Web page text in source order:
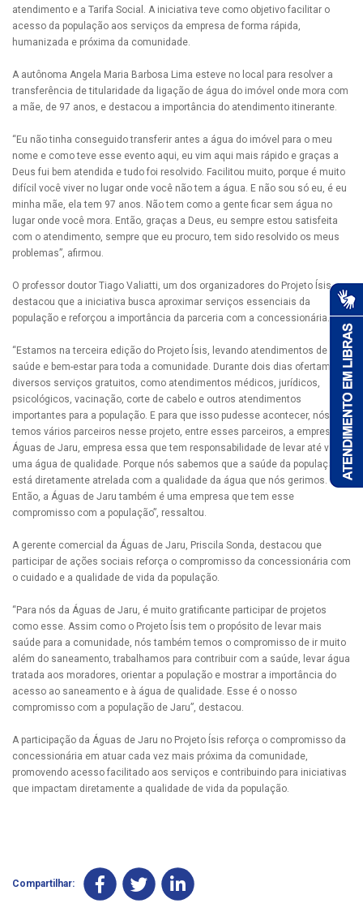
atendimento e a Tarifa Social. A iniciativa teve como objetivo facilitar o
acesso da população aos serviços da empresa de forma rápida,
humanizada e próxima da comunidade.
A autônoma Angela Maria Barbosa Lima esteve no local para resolver a
transferência de titularidade da ligação de água do imóvel onde mora com
a mãe, de 97 anos, e destacou a importância do atendimento itinerante.
“Eu não tinha conseguido transferir antes a água do imóvel para o meu
nome e como teve esse evento aqui, eu vim aqui mais rápido e graças a
Deus fui bem atendida e tudo foi resolvido. Facilitou muito, porque é muito
difícil você viver no lugar onde você não tem a água. E não sou só eu, é eu
minha mãe, ela tem 97 anos. Não tem como a gente ficar sem água no
lugar onde você mora. Então, graças a Deus, eu sempre estou satisfeita
com o atendimento, sempre que eu procuro, tem sido resolvido os meus
problemas”, afirmou.
O professor doutor Tiago Valiatti, um dos organizadores do Projeto Ísis,
destacou que a iniciativa busca aproximar serviços essenciais da
população e reforçou a importância da parceria com a concessionária.
“Estamos na terceira edição do Projeto Ísis, levando atendimentos de
saúde e bem-estar para toda a comunidade. Durante dois dias ofertamos
diversos serviços gratuitos, como atendimentos médicos, jurídicos,
psicológicos, vacinação, corte de cabelo e outros atendimentos
importantes para a população. E para que isso pudesse acontecer, nós
temos vários parceiros nesse projeto, entre esses parceiros, a empresa
Águas de Jaru, empresa essa que tem responsabilidade de levar até você
uma água de qualidade. Porque nós sabemos que a saúde da população
está diretamente atrelada com a qualidade da água que nós gerimos.
Então, a Águas de Jaru também é uma empresa que tem esse
compromisso com a população”, ressaltou.
A gerente comercial da Águas de Jaru, Priscila Sonda, destacou que
participar de ações sociais reforça o compromisso da concessionária com
o cuidado e a qualidade de vida da população.
“Para nós da Águas de Jaru, é muito gratificante participar de projetos
como esse. Assim como o Projeto Ísis tem o propósito de levar mais
saúde para a comunidade, nós também temos o compromisso de ir muito
além do saneamento, trabalhamos para contribuir com a saúde, levar água
tratada aos moradores, orientar a população e mostrar a importância do
acesso ao saneamento e à água de qualidade. Esse é o nosso
compromisso com a população de Jaru”, destacou.
A participação da Águas de Jaru no Projeto Ísis reforça o compromisso da
concessionária em atuar cada vez mais próxima da comunidade,
promovendo acesso facilitado aos serviços e contribuindo para iniciativas
que impactam diretamente a qualidade de vida da população.
Compartilhar: